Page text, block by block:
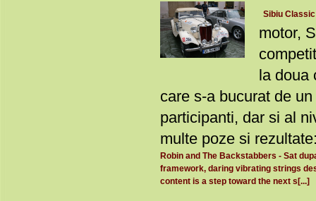
Sibiu
motor,
la doua
care s-a bucurat de
participanti, dar si al
multe poze si
Robin and The Backstabbers - Sat
framework, daring vibrating strings
content is a step toward the next s[...]